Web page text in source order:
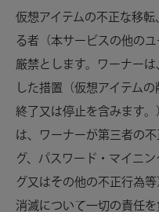
仮想アイテムの不正な移
る者（本サービスの他の
厳禁とします。ワーナー
した措置（仮想アイテム
終了又は停止を含みます
は、ワーナーが第三者の
グ、パスワード・マイニ
グ又はその他の不正行為
消滅について一切の責任